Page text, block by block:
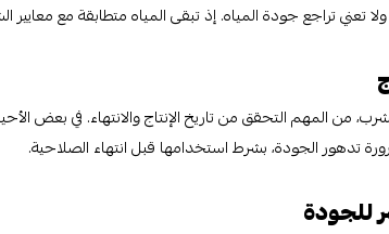
تعني تراجع جودة المياه. إذ تبقى المياه متطابقة مع
من المهم التحقق من تاريخ الإنتاج والانتهاء. في بعض
تدهور الجودة، بشرط استخدامها قبل انتهاء الصلاحية.
للجودة